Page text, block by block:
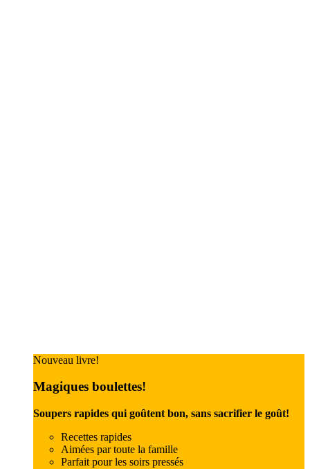
Nouveau livre!
Magiques boulettes!
Soupers rapides qui goûtent bon, sans sacrifier le goût!
Recettes rapides
Aimées par toute la famille
Parfait pour les soirs pressés